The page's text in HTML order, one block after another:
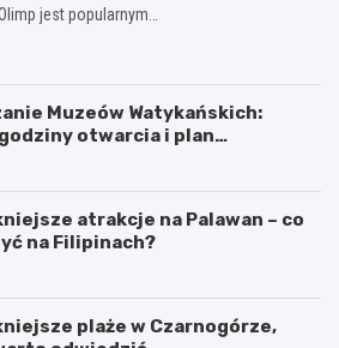
jest popularnym…
Muzeów Watykańskich:
otwarcia i plan
atrakcje na Palawan – co
na Filipinach?
plaże w Czarnogórze,